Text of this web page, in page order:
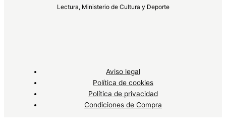
Lectura, Ministerio de Cultura y Deporte
Aviso legal
Política de cookies
Política de privacidad
Condiciones de Compra